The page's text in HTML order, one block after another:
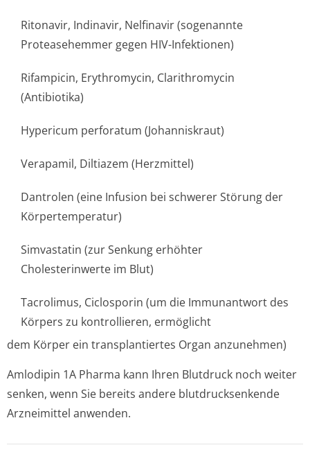
Ritonavir, Indinavir, Nelfinavir (sogenannte
Proteasehemmer gegen HIV-Infektionen)
Rifampicin, Erythromycin, Clarithromycin
(Antibiotika)
Hypericum perforatum (Johanniskraut)
Verapamil, Diltiazem (Herzmittel)
Dantrolen (eine Infusion bei schwerer Störung der
Körpertemperatur)
Simvastatin (zur Senkung erhöhter
Cholesterinwerte im Blut)
Tacrolimus, Ciclosporin (um die Immunantwort des
Körpers zu kontrollieren, ermöglicht
dem Körper ein transplantiertes Organ anzunehmen)
Amlodipin 1A Pharma kann Ihren Blutdruck noch weiter
senken, wenn Sie bereits andere blutdrucksenkende
Arzneimittel anwenden.